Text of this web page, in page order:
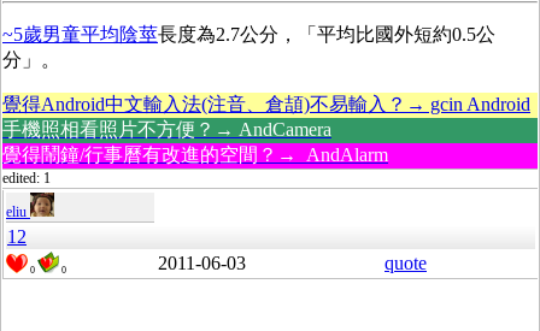
~5歲男童平均陰莖長度為2.7公分，「平均比國外短約0.5公
分」。
覺得Android中文輸入法(注音、倉頡)不易輸入？→ gcin Android
手機照相看照片不方便？→ AndCamera
覺得鬧鐘/行事曆有改進的空間？→ AndAlarm
edited: 1
eliu
12
0 0 2011-06-03 quote